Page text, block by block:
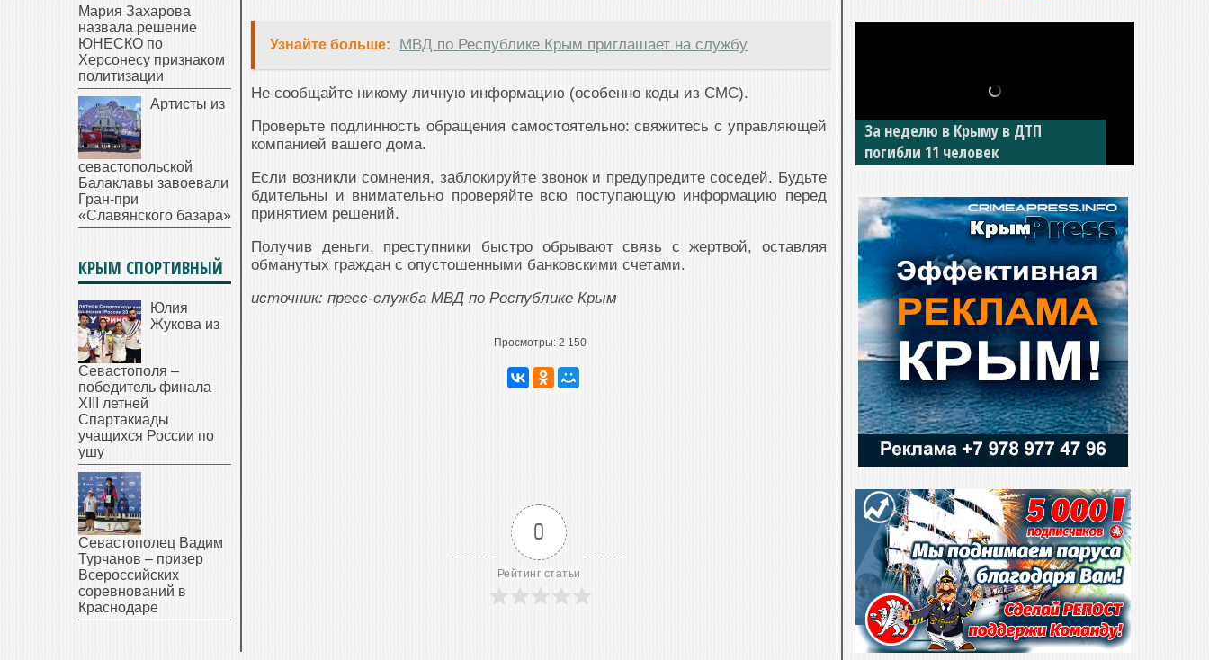
Узнайте больше: МВД по Республике Крым приглашает на службу
Не сообщайте никому личную информацию (особенно коды из СМС).
Проверьте подлинность обращения самостоятельно: свяжитесь с управляющей
компанией вашего дома.
Если возникли сомнения, заблокируйте звонок и предупредите соседей. Будьте
бдительны и внимательно проверяйте всю поступающую информацию перед
принятием решений.
Получив деньги, преступники быстро обрывают связь с жертвой, оставляя
обманутых граждан с опустошенными банковскими счетами.
источник: пресс-служба МВД по Республике Крым
Просмотры: 2 150
0
Рейтинг статьи
Мария Захарова
назвала решение
ЮНЕСКО по
Херсонесу признаком
политизации
Артисты из
севастопольской
Балаклавы завоевали
Гран-при
«Славянского базара»
КРЫМ СПОРТИВНЫЙ
Юлия
Жукова из
Севастополя –
победитель финала
XIII летней
Спартакиады
учащихся России по
ушу
Севастополец Вадим
Турчанов – призер
Всероссийских
соревнований в
Краснодаре
За неделю в Крыму в ДТП
погибли 11 человек